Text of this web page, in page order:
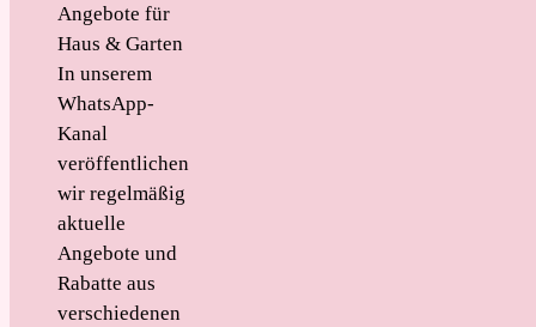
Angebote für
Haus & Garten
In unserem
WhatsApp-
Kanal
veröffentlichen
wir regelmäßig
aktuelle
Angebote und
Rabatte aus
verschiedenen